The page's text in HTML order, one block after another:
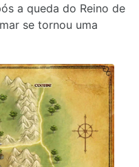
a queda do Reino de
se tornou uma